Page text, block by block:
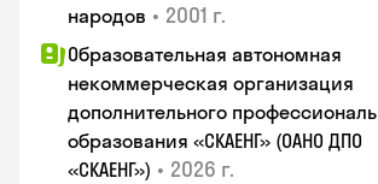
народов • 2001 г.
Образовательная автономная
некоммерческая организация
дополнительного
образования «СКАЕНГ» (ОАНО ДПО
«СКАЕНГ») • 2026 г.